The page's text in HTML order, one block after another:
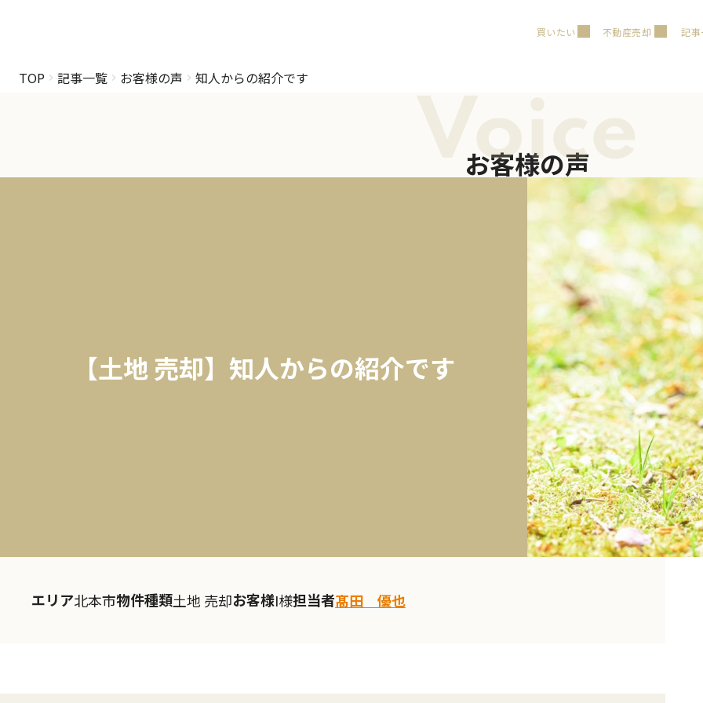
買いたい 不動産売却 記
TOP 記事一覧 お客様の声 知人からの紹介です
Voice
お客様の声
【土地 売却】知人からの紹介です
エリア北本市物件種類土地 売却お客様I様担当者髙田 優也